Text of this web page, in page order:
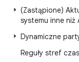
(Zastąpione)
systemu inne niż
Dynamiczne
Reguły stref